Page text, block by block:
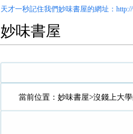
天才一秒記住我們妙味書屋的網址：http://
妙味書屋
當前位置： 妙味書屋>沒錢上大